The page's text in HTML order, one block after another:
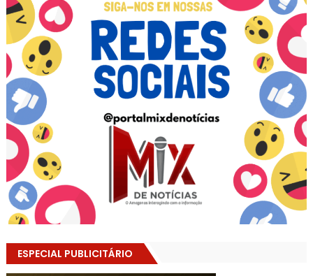
ESPECIAL PUBLICITÁRIO